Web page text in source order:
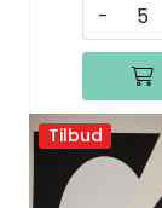
-
Tilbud